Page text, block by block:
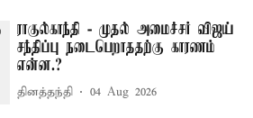
ராகுல்காந்தி - முதல் அமைச்சர் விஜய்
சந்திப்பு நடைபெறாததற்கு காரணம்
என்ன.?
தினத்தந்தி 04 Aug 2026